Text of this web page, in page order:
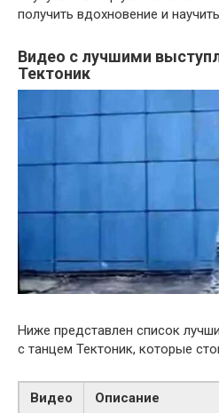
получить вдохновение и
Видео с лучшими
Тектоник
Ниже представлен список
с танцем Тектоник, которые
Видео Описание